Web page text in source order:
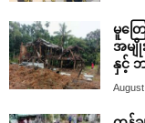
မူတြ
အမျို
နှင့်